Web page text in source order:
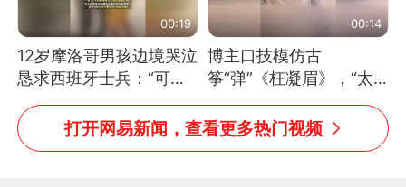
00:19
12岁摩洛哥男孩边境哭泣
恳求西班牙士兵：“可不
可以不要把我遣返回国”
00:14
博主口技模仿古
筝“弹”《枉凝眉》，“太
像了～你是吃古筝长大的
吗？”“或将成为首位考级
不带古筝的选手。”（来
打开网易新闻，查看更多热门视频